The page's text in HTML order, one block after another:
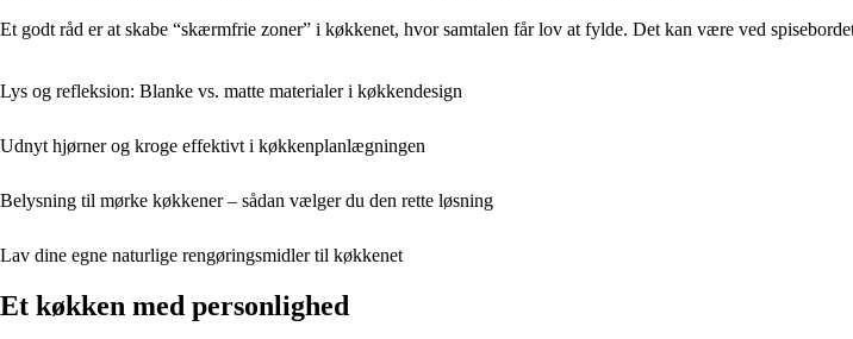
Et godt råd er at skabe “skærmfrie zoner” i køkkenet, hvor samtalen får lov at fylde. Det kan være ved
Lys og refleksion: Blanke vs. matte materialer i køkkendesign
Udnyt hjørner og kroge effektivt i køkkenplanlægningen
Belysning til mørke køkkener – sådan vælger du den rette løsning
Lav dine egne naturlige rengøringsmidler til køkkenet
Et køkken med personlighed